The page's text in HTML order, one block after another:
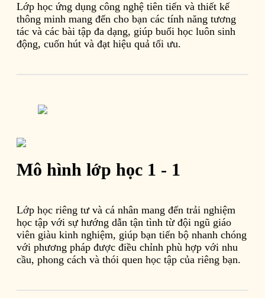
Lớp học ứng dụng công nghệ tiên tiến và thiết kế
thông minh mang đến cho bạn các tính năng tương
tác và các bài tập đa dạng, giúp buổi học luôn sinh
động, cuốn hút và đạt hiệu quả tối ưu.
Mô hình lớp học 1 - 1
Lớp học riêng tư và cá nhân mang đến trải nghiệm
học tập với sự hướng dẫn tận tình từ đội ngũ giáo
viên giàu kinh nghiệm, giúp bạn tiến bộ nhanh chóng
với phương pháp được điều chỉnh phù hợp với nhu
cầu, phong cách và thói quen học tập của riêng bạn.